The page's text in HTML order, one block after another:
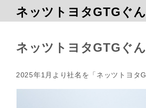
ネッツトヨタGTGぐ
ネッツトヨタGTGぐ
2025年1月より社名を「ネッツトヨタ